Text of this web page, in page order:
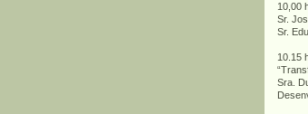
10,00
Sr.
Sr.
10.15
Sra.